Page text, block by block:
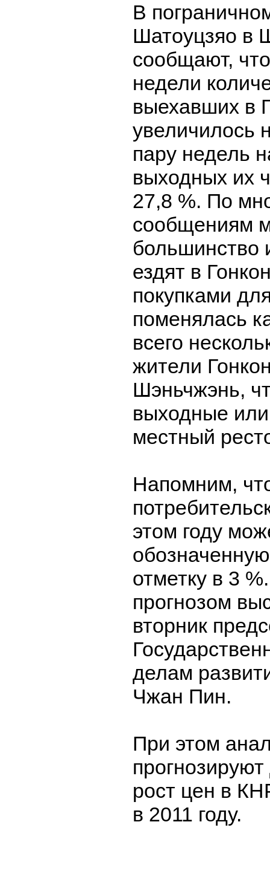
В
Шатоуцзяо в
сообщают,
недели
выехавших в
увеличилось
пару недель
выходных их
27,8 %. По
сообщениям
большинство
ездят в
покупками
поменялась
всего
жители
Шэньчжэнь,
выходные
местный
Напомним,
этом году
отметку в 3
прогнозом
вторник
делам
Чжан Пин.
При этом
рост цен в
в 2011 году.